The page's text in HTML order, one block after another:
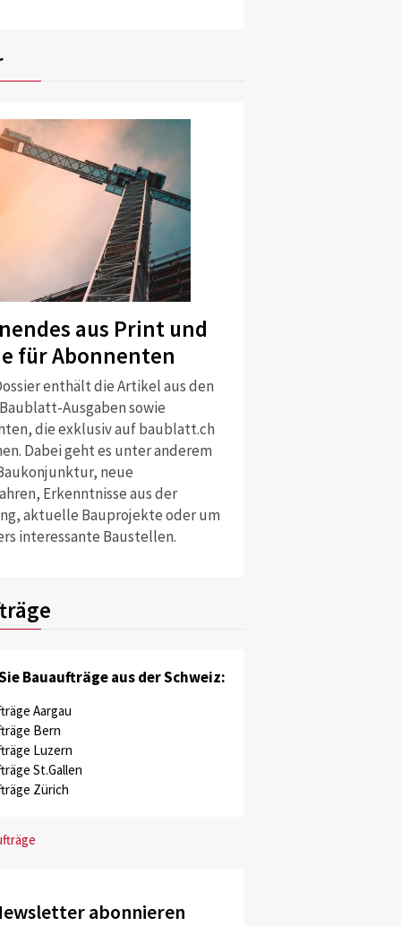
aus Print und
für Abonnenten
enthält die Artikel aus den
Ausgaben sowie
die exklusiv auf baublatt.ch
Dabei geht es unter anderem
neue
Erkenntnisse aus der
aktuelle Bauprojekte oder um
interessante Baustellen.
Bauaufträge aus der Schweiz:
Aargau
Bern
Luzern
St.Gallen
Zürich
abonnieren